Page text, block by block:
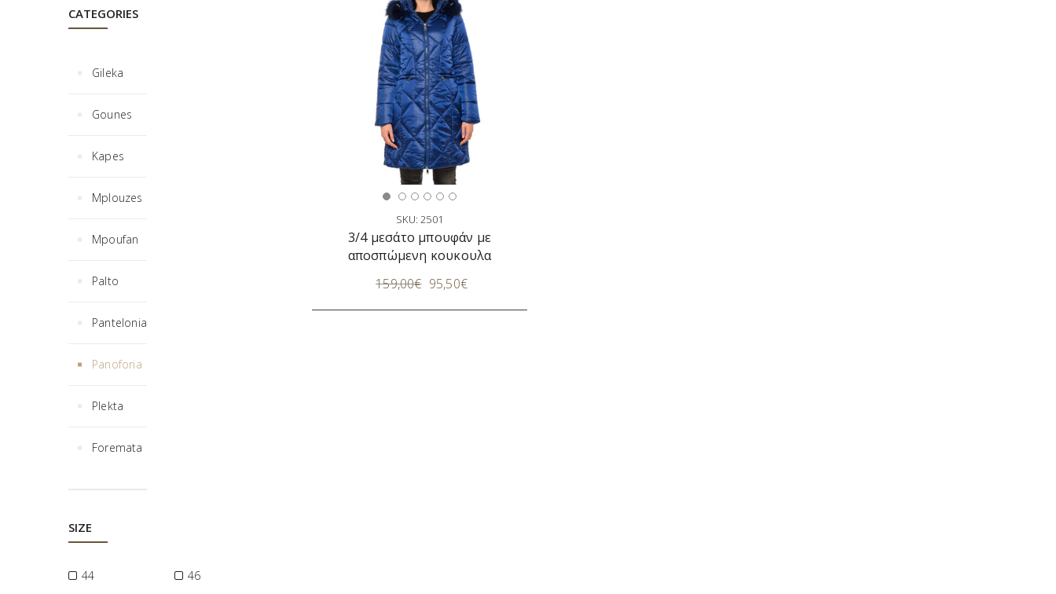
SKU: 2501
3/4 μεσάτο μπουφάν με
αποσπώμενη κουκουλα
159,00€ 95,50€
CATEGORIES
Gileka
Gounes
Kapes
Mplouzes
Mpoufan
Palto
Pantelonia
Panoforia
Plekta
Foremata
SIZE
44
46